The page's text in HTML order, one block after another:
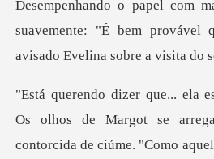
uavemente: "É bem provável
avis
rgot se
contorcida de ciúme. "Como